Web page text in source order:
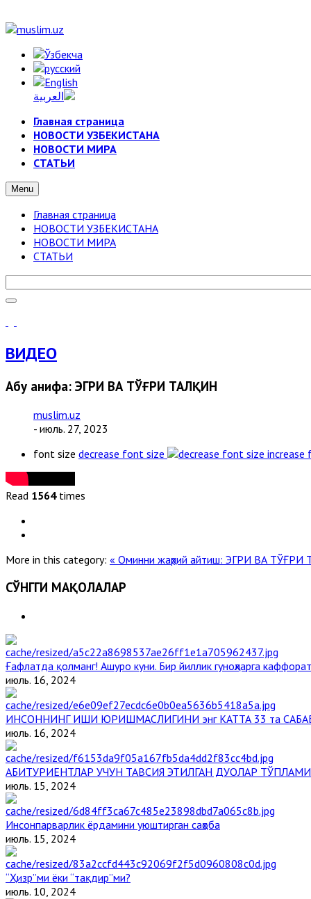
Главная страница
НОВОСТИ УЗБЕКИСТАНА
НОВОСТИ МИРА
СТАТЬИ
Menu
Главная страница
НОВОСТИ УЗБЕКИСТАНА
НОВОСТИ МИРА
СТАТЬИ
ВИДЕО
Абу Ҳанифа: ЭГРИ ВА ТЎҒРИ ТАЛҚИН
muslim.uz
- июль. 27, 2023
font size decrease font size increase
Read 1564times
More in this category: « Оминни жаҳрий айтиш: ЭГРИ ВА
СЎНГГИ МАҚОЛАЛАР
Ғафлатда қолманг! Ашуро куни. Бир йиллик гуноҳларга
июль. 16, 2024
ИНСОННИНГ ИШИ ЮРИШМАСЛИГИНИ энг КАТТА 33 та
июль. 16, 2024
АБИТУРИЕНТЛАР УЧУН ТАВСИЯ ЭТИЛГАН ДУОЛАР ТЎПЛАМИ
июль. 15, 2024
Инсонпарварлик ёрдамини уюштирган саҳоба
июль. 15, 2024
“Ҳизр”ми ёки “тақдир”ми?
июль. 10, 2024